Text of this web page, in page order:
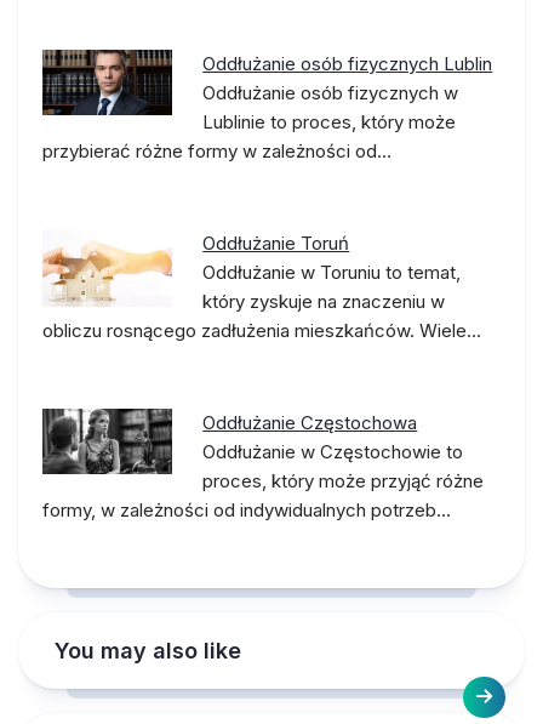
Oddłużanie osób fizycznych Lublin
Oddłużanie osób fizycznych w
Lublinie to proces, który może
przybierać różne formy w zależności od…
Oddłużanie Toruń
Oddłużanie w Toruniu to temat,
który zyskuje na znaczeniu w
obliczu rosnącego zadłużenia mieszkańców. Wiele…
Oddłużanie Częstochowa
Oddłużanie w Częstochowie to
proces, który może przyjąć różne
formy, w zależności od indywidualnych potrzeb…
You may also like